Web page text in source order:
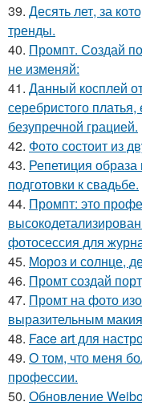
39. Десять лет, за
тренды.
40. Промпт. Создай
не изменяй:
41. Данный косплей
серебристого
безупречной грацией.
42. Фото состоит из
43. Репетиция
подготовки к свадьбе.
44. Промпт: это
фотосессия для
45. Мороз и солнце,
46. Промт создай
47. Промт на фото
выразительным
48. Face art для
49. О том, что меня
профессии.
50. Обновление